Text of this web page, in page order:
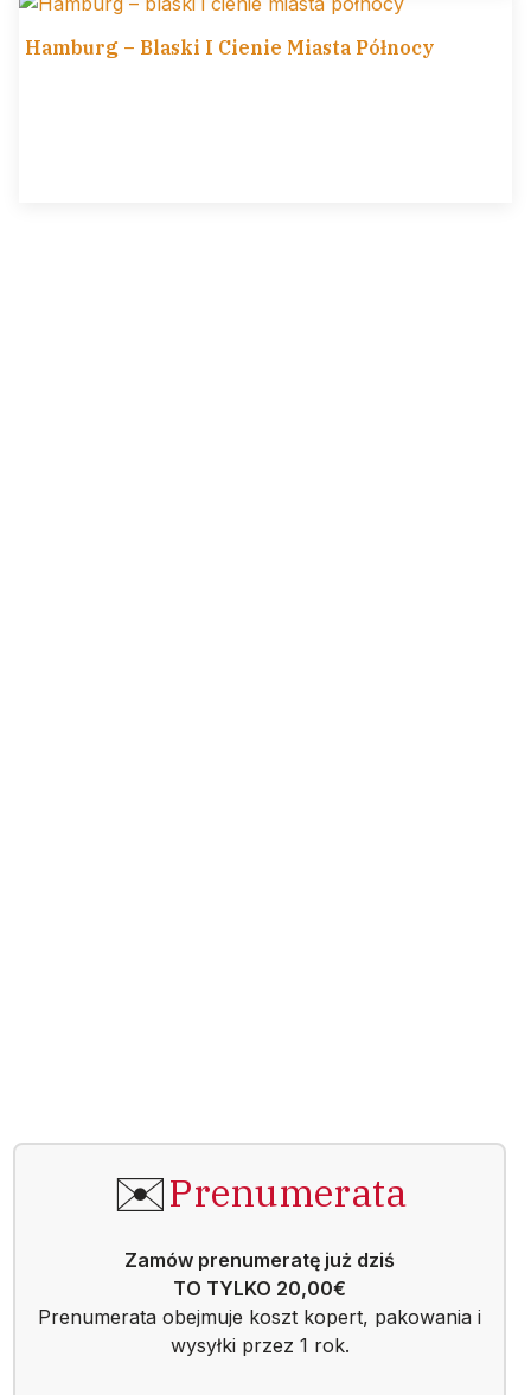
Hamburg – Blaski I Cienie Miasta Północy
✉️Prenumerata
Zamów prenumeratę już dziś
TO TYLKO 20,00€
Prenumerata obejmuje koszt kopert, pakowania i
wysyłki przez 1 rok.